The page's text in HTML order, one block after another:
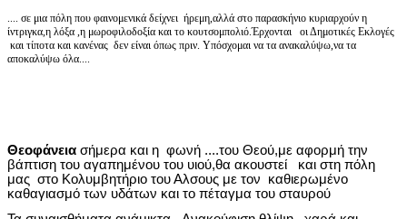
.... σε μια πόλη που φαινομενικά δείχνει ήρεμη,αλλά στο παρασκήνιο κυριαρχούν η
ίντριγκα,η λόξα ,η μωροφιλοδοξία και το κουτσομπολιό.Έρχονται οι Δημοτικές Εκλογές
και τίποτα και κανένας δεν είναι όπως πριν. Υπόσχομαι να τα ανακαλύψω,να τα
αποκαλύψω όλα....
Θεοφάνεια σήμερα και η φωνή ....του Θεού,με αφορμή την
βάπτιση του αγαπημένου του υιού,θα ακουστεί και στη πόλη
μας στο Κολυμβητήριο του Αλσους με τον καθιερωμένο
καθαγιασμό των υδάτων και το πέταγμα του σταυρού